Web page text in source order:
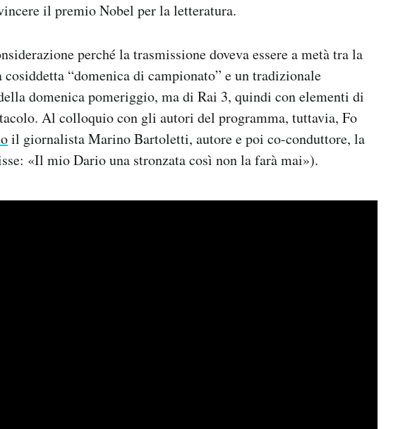
il premio Nobel per la letteratura.
perché la trasmissione doveva essere a metà tra la
“domenica di campionato” e un tradizionale
domenica pomeriggio, ma di Rai 3, quindi con elementi di
Al colloquio con gli autori del programma, tuttavia, Fo
il giornalista Marino Bartoletti, autore e poi co-conduttore, la
«Il mio Dario una stronzata così non la farà mai»).